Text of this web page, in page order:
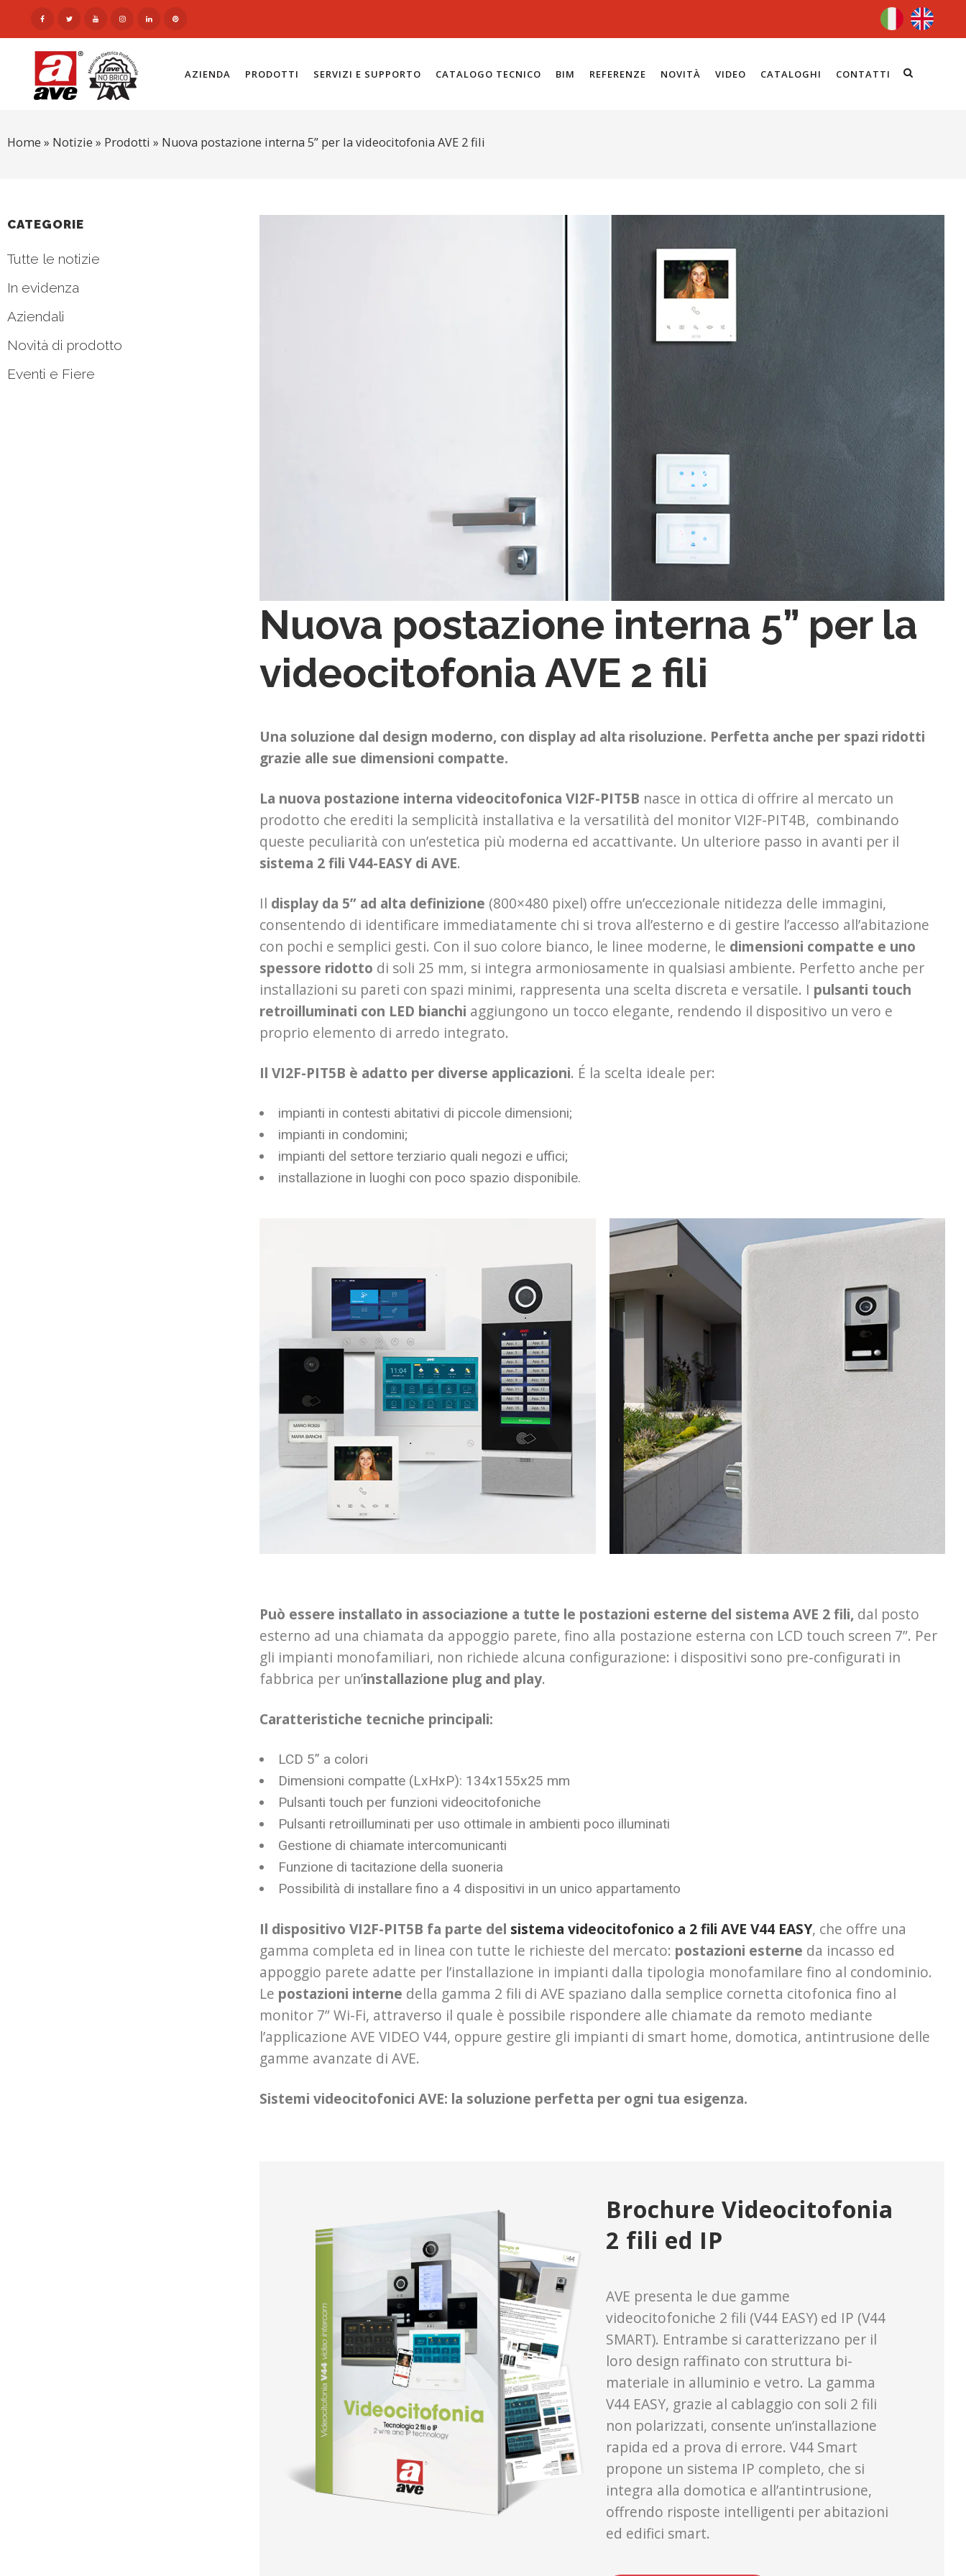
AZIENDA PRODOTTI SERVIZI E SUPPORTO CATALOGO TECNICO BIM REFERENZE NOVITÀ VIDEO CATALOGHI CONTATTI
Home » Notizie » Prodotti » Nuova postazione interna 5” per la videocitofonia AVE 2 fili
CATEGORIE
Tutte le notizie
In evidenza
Aziendali
Novità di prodotto
Eventi e Fiere
Nuova postazione interna 5” per la
videocitofonia AVE 2 fili
Una soluzione dal design moderno, con display ad alta risoluzione. Perfetta anche per spazi ridotti
grazie alle sue dimensioni compatte.
La nuova postazione interna videocitofonica VI2F-PIT5B nasce in ottica di offrire al mercato un
prodotto che erediti la semplicità installativa e la versatilità del monitor VI2F-PIT4B, combinando
queste peculiarità con un’estetica più moderna ed accattivante. Un ulteriore passo in avanti per il
sistema 2 fili V44-EASY di AVE.
Il display da 5” ad alta definizione (800×480 pixel) offre un’eccezionale nitidezza delle immagini,
consentendo di identificare immediatamente chi si trova all’esterno e di gestire l’accesso all’abitazione
con pochi e semplici gesti. Con il suo colore bianco, le linee moderne, le dimensioni compatte e uno
spessore ridotto di soli 25 mm, si integra armoniosamente in qualsiasi ambiente. Perfetto anche per
installazioni su pareti con spazi minimi, rappresenta una scelta discreta e versatile. I pulsanti touch
retroilluminati con LED bianchi aggiungono un tocco elegante, rendendo il dispositivo un vero e
proprio elemento di arredo integrato.
Il VI2F-PIT5B è adatto per diverse applicazioni. É la scelta ideale per:
impianti in contesti abitativi di piccole dimensioni;
impianti in condomini;
impianti del settore terziario quali negozi e uffici;
installazione in luoghi con poco spazio disponibile.
Può essere installato in associazione a tutte le postazioni esterne del sistema AVE 2 fili, dal posto
esterno ad una chiamata da appoggio parete, fino alla postazione esterna con LCD touch screen 7”. Per
gli impianti monofamiliari, non richiede alcuna configurazione: i dispositivi sono pre-configurati in
fabbrica per un’installazione plug and play.
Caratteristiche tecniche principali:
LCD 5” a colori
Dimensioni compatte (LxHxP): 134x155x25 mm
Pulsanti touch per funzioni videocitofoniche
Pulsanti retroilluminati per uso ottimale in ambienti poco illuminati
Gestione di chiamate intercomunicanti
Funzione di tacitazione della suoneria
Possibilità di installare fino a 4 dispositivi in un unico appartamento
Il dispositivo VI2F-PIT5B fa parte del sistema videocitofonico a 2 fili AVE V44 EASY, che offre una
gamma completa ed in linea con tutte le richieste del mercato: postazioni esterne da incasso ed
appoggio parete adatte per l’installazione in impianti dalla tipologia monofamilare fino al condominio.
Le postazioni interne della gamma 2 fili di AVE spaziano dalla semplice cornetta citofonica fino al
monitor 7” Wi-Fi, attraverso il quale è possibile rispondere alle chiamate da remoto mediante
l’applicazione AVE VIDEO V44, oppure gestire gli impianti di smart home, domotica, antintrusione delle
gamme avanzate di AVE.
Sistemi videocitofonici AVE: la soluzione perfetta per ogni tua esigenza.
Brochure Videocitofonia
2 fili ed IP
AVE presenta le due gamme
videocitofoniche 2 fili (V44 EASY) ed IP (V44
SMART). Entrambe si caratterizzano per il
loro design raffinato con struttura bi-
materiale in alluminio e vetro. La gamma
V44 EASY, grazie al cablaggio con soli 2 fili
non polarizzati, consente un’installazione
rapida ed a prova di errore. V44 Smart
propone un sistema IP completo, che si
integra alla domotica e all’antintrusione,
offrendo risposte intelligenti per abitazioni
ed edifici smart.